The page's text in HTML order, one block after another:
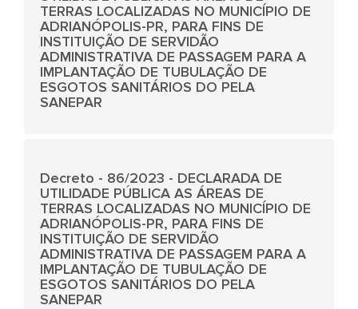
TERRAS LOCALIZADAS NO MUNICÍPIO DE
ADRIANÓPOLIS-PR, PARA FINS DE
INSTITUIÇÃO DE SERVIDÃO
ADMINISTRATIVA DE PASSAGEM PARA A
IMPLANTAÇÃO DE TUBULAÇÃO DE
ESGOTOS SANITÁRIOS DO PELA
SANEPAR
Decreto - 86/2023 - DECLARADA DE
UTILIDADE PÚBLICA AS ÁREAS DE
TERRAS LOCALIZADAS NO MUNICÍPIO DE
ADRIANÓPOLIS-PR, PARA FINS DE
INSTITUIÇÃO DE SERVIDÃO
ADMINISTRATIVA DE PASSAGEM PARA A
IMPLANTAÇÃO DE TUBULAÇÃO DE
ESGOTOS SANITÁRIOS DO PELA
SANEPAR